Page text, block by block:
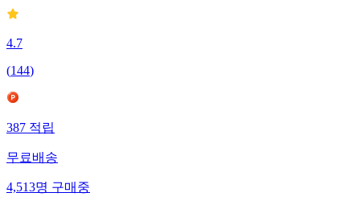
4.7
(144)
387적립
무료배송
4,513명구매중